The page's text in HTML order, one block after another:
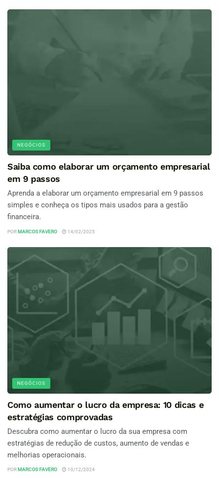
NEGÓCIOS
Saiba como elaborar um orçamento empresarial
em 9 passos
Aprenda a elaborar um orçamento empresarial em 9 passos
simples e conheça os tipos mais usados para a gestão
financeira.
POR MARCOS FAVERO 14/02/2025
NEGÓCIOS
Como aumentar o lucro da empresa: 10 dicas e
estratégias comprovadas
Descubra como aumentar o lucro da sua empresa com
estratégias de redução de custos, aumento de vendas e
melhorias operacionais.
POR MARCOS FAVERO 10/12/2024